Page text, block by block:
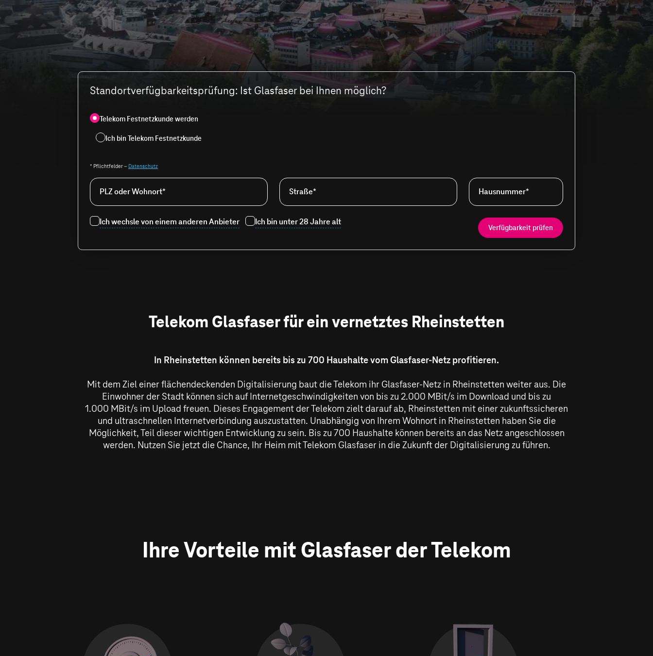
Standortverfügbarkeitsprüfung: Ist Glasfaser bei Ihnen möglich?
Telekom Festnetzkunde werden
Ich bin Telekom Festnetzkunde
* Pflichtfelder – Datenschutz
PLZ oder Wohnort* Straße* Hausnummer*
Ich wechsle von einem anderen Anbieter Ich bin unter 28 Jahre alt
Verfügbarkeit prüfen
Telekom Glasfaser für ein vernetztes Rheinstetten
In Rheinstetten können bereits bis zu 700 Haushalte vom Glasfaser-Netz profitieren.
Mit dem Ziel einer flächendeckenden Digitalisierung baut die Telekom ihr Glasfaser-Netz in Rheinstetten weiter aus. Die
Einwohner der Stadt können sich auf Internetgeschwindigkeiten von bis zu 2.000 MBit/s im Download und bis zu
1.000 MBit/s im Upload freuen. Dieses Engagement der Telekom zielt darauf ab, Rheinstetten mit einer zukunftssicheren
und ultraschnellen Internetverbindung auszustatten. Unabhängig von Ihrem Wohnort in Rheinstetten haben Sie die
Möglichkeit, Teil dieser wichtigen Entwicklung zu sein. Bis zu 700 Haushalte können bereits an das Netz angeschlossen
werden. Nutzen Sie jetzt die Chance, Ihr Heim mit Telekom Glasfaser in die Zukunft der Digitalisierung zu führen.
Ihre Vorteile mit Glasfaser der Telekom